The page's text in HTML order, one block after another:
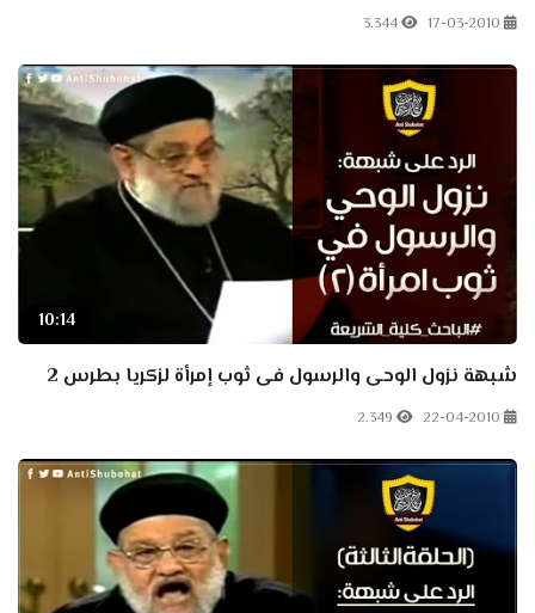
17-03-2010
3.344
10:14
شبهة نزول الوحى والرسول فى ثوب إمرأة لزكريا بطرس 2
22-04-2010
2.349